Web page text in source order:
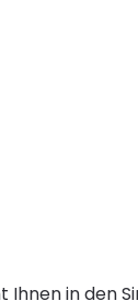
Ihnen in den